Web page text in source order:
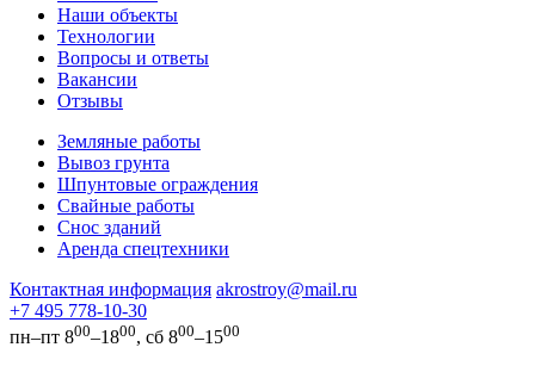
Наши объекты
Технологии
Вопросы и ответы
Вакансии
Отзывы
Земляные работы
Вывоз грунта
Шпунтовые ограждения
Свайные работы
Снос зданий
Аренда спецтехники
Контактная информация akrostroy@mail.ru
+7 495 778-10-30
пн–пт 800–1800, сб 800–1500